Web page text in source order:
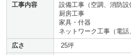
工事内容
設備工事（空調、消防設
厨房工事
家具・什器
ネットワーク工事（電話
広さ
25坪